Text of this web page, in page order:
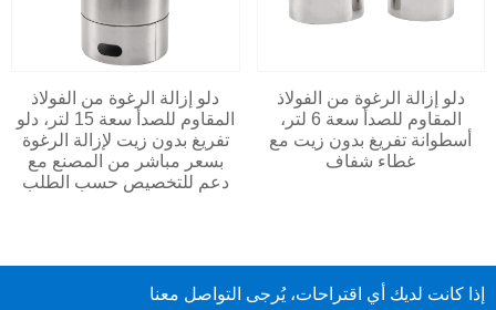
دلو إزالة الرغوة من الفولاذ
المقاوم للصدأ سعة 15 لتر، دلو
تفريغ بدون زيت لإزالة الرغوة
بسعر مباشر من المصنع مع
دعم للتخصيص حسب الطلب
دلو إزالة الرغوة من الفولاذ
المقاوم للصدأ سعة 6 لتر،
أسطوانة تفريغ بدون زيت مع
غطاء شفاف
إذا كانت لديك أي اقتراحات، يُرجى التواصل معنا